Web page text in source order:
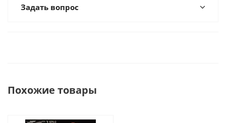
Задать вопрос
Похожие товары